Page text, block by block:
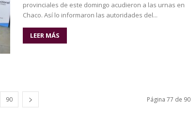
provinciales de este domingo acudieron a las urnas en
Chaco. Así lo informaron las autoridades del...
LEER MÁS
90 Página 77 de 90